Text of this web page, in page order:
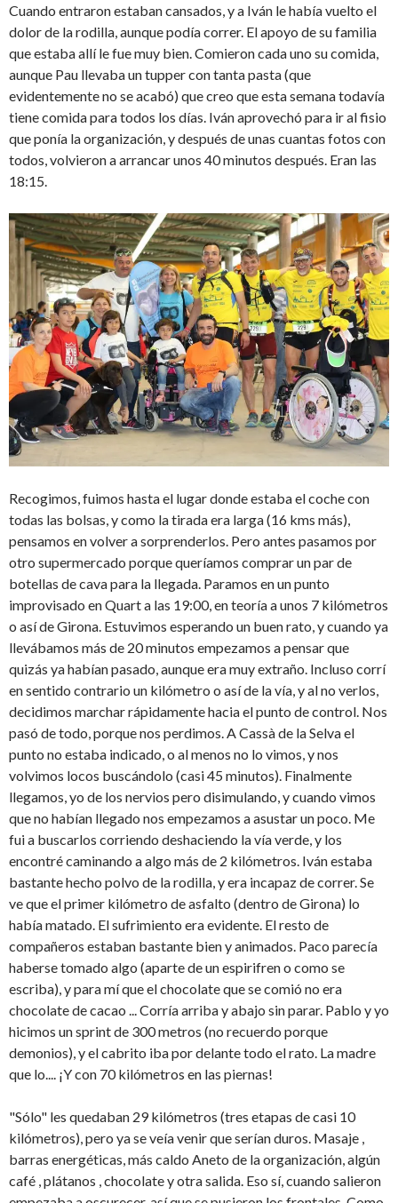
Cuando entraron estaban cansados, y a Iván le había vuelto el
dolor de la rodilla, aunque podía correr. El apoyo de su familia
que estaba allí le fue muy bien. Comieron cada uno su comida,
aunque Pau llevaba un tupper con tanta pasta (que
evidentemente no se acabó) que creo que esta semana todavía
tiene comida para todos los días. Iván aprovechó para ir al fisio
que ponía la organización, y después de unas cuantas fotos con
todos, volvieron a arrancar unos 40 minutos después. Eran las
18:15.
Recogimos, fuimos hasta el lugar donde estaba el coche con
todas las bolsas, y como la tirada era larga (16 kms más),
pensamos en volver a sorprenderlos. Pero antes pasamos por
otro supermercado porque queríamos comprar un par de
botellas de cava para la llegada. Paramos en un punto
improvisado en Quart a las 19:00, en teoría a unos 7 kilómetros
o así de Girona. Estuvimos esperando un buen rato, y cuando ya
llevábamos más de 20 minutos empezamos a pensar que
quizás ya habían pasado, aunque era muy extraño. Incluso corrí
en sentido contrario un kilómetro o así de la vía, y al no verlos,
decidimos marchar rápidamente hacia el punto de control. Nos
pasó de todo, porque nos perdimos. A Cassà de la Selva el
punto no estaba indicado, o al menos no lo vimos, y nos
volvimos locos buscándolo (casi 45 minutos). Finalmente
llegamos, yo de los nervios pero disimulando, y cuando vimos
que no habían llegado nos empezamos a asustar un poco. Me
fui a buscarlos corriendo deshaciendo la vía verde, y los
encontré caminando a algo más de 2 kilómetros. Iván estaba
bastante hecho polvo de la rodilla, y era incapaz de correr. Se
ve que el primer kilómetro de asfalto (dentro de Girona) lo
había matado. El sufrimiento era evidente. El resto de
compañeros estaban bastante bien y animados. Paco parecía
haberse tomado algo (aparte de un espirifren o como se
escriba), y para mí que el chocolate que se comió no era
chocolate de cacao ... Corría arriba y abajo sin parar. Pablo y yo
hicimos un sprint de 300 metros (no recuerdo porque
demonios), y el cabrito iba por delante todo el rato. La madre
que lo.... ¡Y con 70 kilómetros en las piernas!
"Sólo" les quedaban 29 kilómetros (tres etapas de casi 10
kilómetros), pero ya se veía venir que serían duros. Masaje ,
barras energéticas, más caldo Aneto de la organización, algún
café , plátanos , chocolate y otra salida. Eso sí, cuando salieron